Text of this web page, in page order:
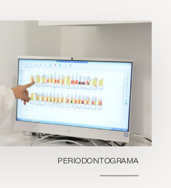
PERIODONTOGRAMA